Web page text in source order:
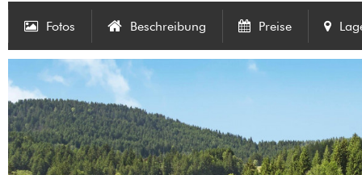
Fotos Beschreibung Preise